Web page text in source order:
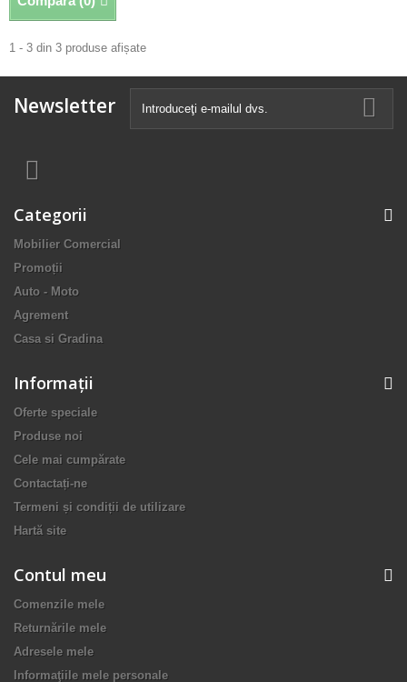
1 - 3 din 3 produse afișate
Newsletter
Categorii
Mobilier Comercial
Promoții
Auto - Moto
Agrement
Casa si Gradina
Informaţii
Oferte speciale
Produse noi
Cele mai cumpărate
Contactați-ne
Termeni și condiții de utilizare
Hartă site
Contul meu
Comenzile mele
Returnările mele
Adresele mele
Informaţiile mele personale